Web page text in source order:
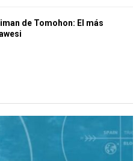
de Tomohon: El más